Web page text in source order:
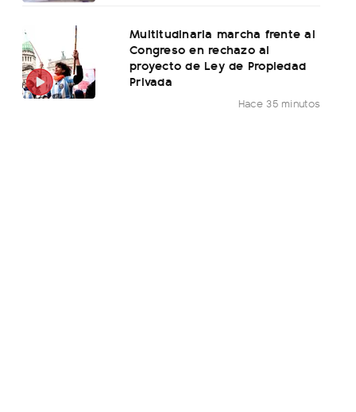
Multitudinaria marcha frente al
Congreso en rechazo al
proyecto de Ley de Propiedad
Privada
Hace 35 minutos